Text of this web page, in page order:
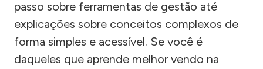
passo sobre ferramentas de gestão até
explicações sobre conceitos complexos de
forma simples e acessível. Se você é
daqueles que aprende melhor vendo na